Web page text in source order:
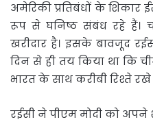
अमेरिकी प्रतिबंधों के शिकार
रूप से घनिष्ठ संबंध रहे हैं।
खरीदार है। इसके बावजूद
दिन से ही तय किया था कि
भारत के साथ करीबी रिश्ते रखे
रईसी ने पीएम मोदी को अपने